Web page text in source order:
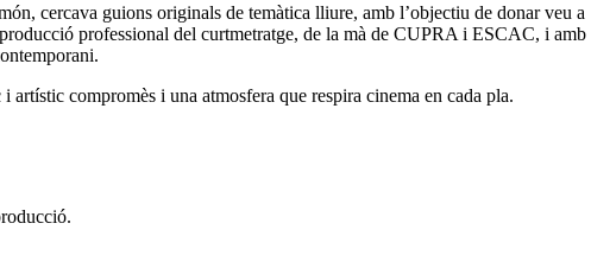
cercava guions originals de temàtica lliure, amb l’objectiu de donar veu a
professional del curtmetratge, de la mà de CUPRA i ESCAC, i amb
artístic compromès i una atmosfera que respira cinema en cada pla.